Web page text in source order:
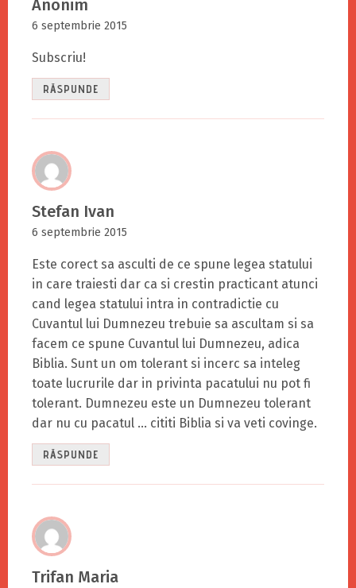
Anonim
6 septembrie 2015
Subscriu!
RĂSPUNDE
Stefan Ivan
6 septembrie 2015
Este corect sa asculti de ce spune legea statului
in care traiesti dar ca si crestin practicant atunci
cand legea statului intra in contradictie cu
Cuvantul lui Dumnezeu trebuie sa ascultam si sa
facem ce spune Cuvantul lui Dumnezeu, adica
Biblia. Sunt un om tolerant si incerc sa inteleg
toate lucrurile dar in privinta pacatului nu pot fi
tolerant. Dumnezeu este un Dumnezeu tolerant
dar nu cu pacatul … cititi Biblia si va veti covinge.
RĂSPUNDE
Trifan Maria